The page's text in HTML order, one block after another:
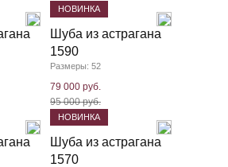
НОВИНКА
Шуба из астрагана
1590
Размеры: 52
79 000 руб.
95 000 руб.
НОВИНКА
Шуба из астрагана
1570